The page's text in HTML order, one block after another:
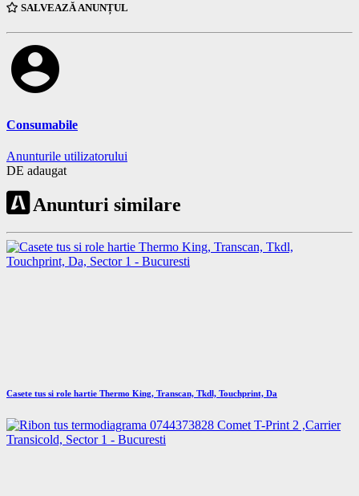
SALVEAZĂ ANUNȚUL
account_circle
Consumabile
Anunturile utilizatorului
DE adaugat
Anunturi similare
Casete tus si role hartie Thermo King, Transcan, Tkdl, Touchprint, Da